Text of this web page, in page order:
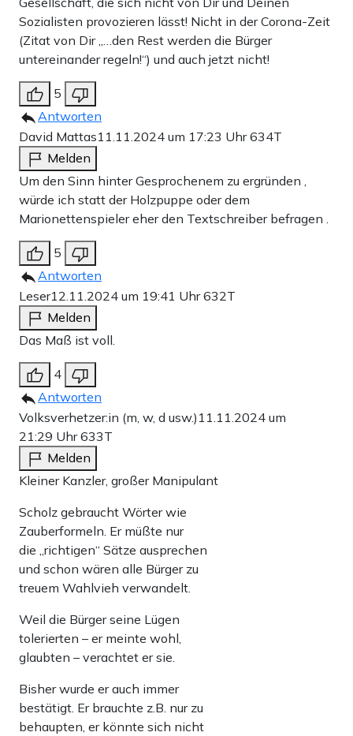
Sozialisten provozieren lässt! Nicht in der Corona-Zeit
(Zitat von Dir „…den Rest werden die Bürger
untereinander regeln!“) und auch jetzt nicht!
5
Antworten
David Mattas11.11.2024 um 17:23 Uhr634T
Melden
Um den Sinn hinter Gesprochenem zu ergründen ,
würde ich statt der Holzpuppe oder dem
Marionettenspieler eher den Textschreiber befragen .
5
Antworten
Leser12.11.2024 um 19:41 Uhr632T
Melden
Das Maß ist voll.
4
Antworten
Volksverhetzer:in (m, w, d usw.) 11.11.2024 um
21:29 Uhr633T
Melden
Kleiner Kanzler, großer Manipulant
Scholz gebraucht Wörter wie
Zauberformeln. Er müßte nur
die „richtigen“ Sätze ausprechen
und schon wären alle Bürger zu
treuem Wahlvieh verwandelt.
Weil die Bürger seine Lügen
tolerierten – er meinte wohl,
glaubten – verachtet er sie.
Bisher wurde er auch immer
bestätigt. Er brauchte z.B. nur zu
behaupten, er könnte sich nicht